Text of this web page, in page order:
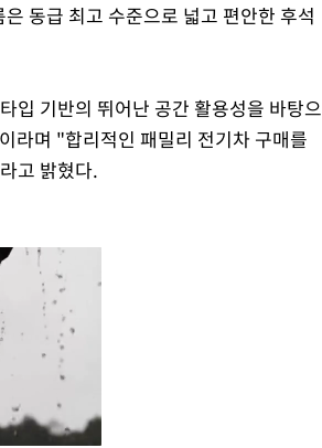
동급 최고 수준으로 넓고 편안한 후석
입 기반의 뛰어난 공간 활용성을 바탕으
라며 "합리적인 패밀리 전기차 구매를
고 밝혔다.